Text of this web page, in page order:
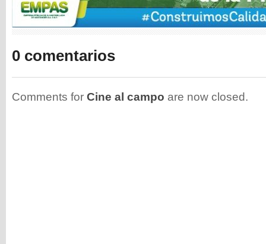
0 comentarios
Comments for Cine al campo are now closed.